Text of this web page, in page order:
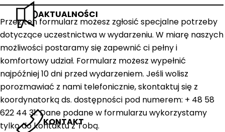
AKTUALNOŚCI
KONTAKT
Przez ten formularz możesz zgłosić specjalne potrzeby
dotyczące uczestnictwa w wydarzeniu. W miarę naszych
możliwości postaramy się zapewnić ci pełny i
komfortowy udział. Formularz możesz wypełnić
najpóźniej 10 dni przed wydarzeniem. Jeśli wolisz
porozmawiać z nami telefonicznie, skontaktuj się z
koordynatorką ds. dostępności pod numerem: + 48 58
622 44 31. Dane podane w formularzu wykorzystamy
tylko do kontaktu z Tobą.